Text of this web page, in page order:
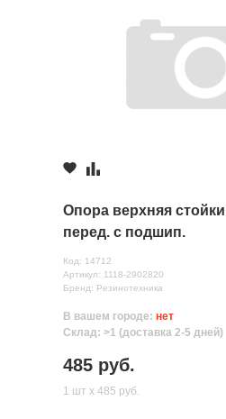
Все поля формы обязательны
Отправляя форму вы
Опора верхняя
перед. с подшип.
Код: 14712
Артикул: 1118-2902820
Бренд: Резинотехника
В вашем городе: нет
Склад: >1 (доставка 2-5 дней)
485 руб.
1 шт х 485 руб.